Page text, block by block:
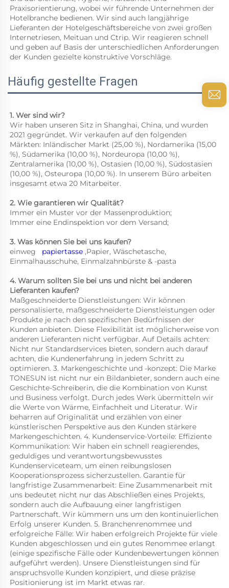
Praxisorientierung, wobei wir führende Unternehmen der
Hotelbranche bedienen. Wir sind auch langjährige
Lieferanten der Hotelgeschäftsbereiche von zwei großen
Internetriesen, Meituan und Ctrip. Wir reagieren schnell
und geben auf Basis der unterschiedlichen Anforderungen
der Kunden gezielte konstruktive Vorschläge.
Häufig gestellte Fragen
1. Wer sind wir?
Wir haben unseren Sitz in Shanghai, China, und wurden
2021 gegründet. Wir verkaufen auf den folgenden
Märkten: Inländischer Markt (25,00 %), Nordamerika (15,00
%), Südamerika (10,00 %), Nordeuropa (10,00 %),
Zentralamerika (10,00 %), Ostasien (10,00 %), Südostasien
(10,00 %), Osteuropa (10,00 %). In unserem Büro arbeiten
insgesamt etwa 20 Mitarbeiter.
2. Wie garantieren wir Qualität?
Immer ein Muster vor der Massenproduktion;
Immer eine Endinspektion vor dem Versand;
3. Was können Sie bei uns kaufen?
einweg papiertasse ,Papier, Wäschetasche,
Einmalhausschuhe, Einmalzahnbürste & -pasta
4. Warum sollten Sie bei uns und nicht bei anderen
Lieferanten kaufen?
Maßgeschneiderte Dienstleistungen: Wir können
personalisierte, maßgeschneiderte Dienstleistungen oder
Produkte je nach den spezifischen Bedürfnissen der
Kunden anbieten. Diese Flexibilität ist möglicherweise von
anderen Lieferanten nicht verfügbar. Auf Details achten:
Nicht nur Standardservices bieten, sondern auch darauf
achten, die Kundenerfahrung in jedem Schritt zu
optimieren. 3. Markengeschichte und -konzept: Die Marke
TONESUN ist nicht nur ein Bildanbieter, sondern auch eine
Geschichte-Schreiberin, die die Kombination von Kunst
und Business verfolgt. Durch jedes Werk übermitteln wir
die Werte von Wärme, Einfachheit und Literatur. Wir
beharren auf Originalität und erzählen von einer
künstlerischen Perspektive aus den Kunden stärkere
Markengeschichten. 4. Kundenservice-Vorteile: Effiziente
Kommunikation: Wir haben ein schnell reagierendes,
geduldiges und verantwortungsbewusstes
Kundenserviceteam, um einen reibungslosen
Kooperationsprozess sicherzustellen. Garantie für
langfristige Zusammenarbeit: Eine Zusammenarbeit mit
uns bedeutet nicht nur das Abschließen eines Projekts,
sondern auch die Aufbauung einer langfristigen
Partnerschaft. Wir kümmern uns um den kontinuierlichen
Erfolg unserer Kunden. 5. Branchenrenommee und
erfolgreiche Fälle: Wir haben erfolgreich Projekte für viele
Kunden abgeschlossen und ein gutes Renommee erlangt
(einige spezifische Fälle oder Kundenbewertungen können
aufgeführt werden). Unsere Dienstleistungen sind für
anspruchsvolle Kunden konzipiert, und diese präzise
Positionierung ist im Markt etwas rar.